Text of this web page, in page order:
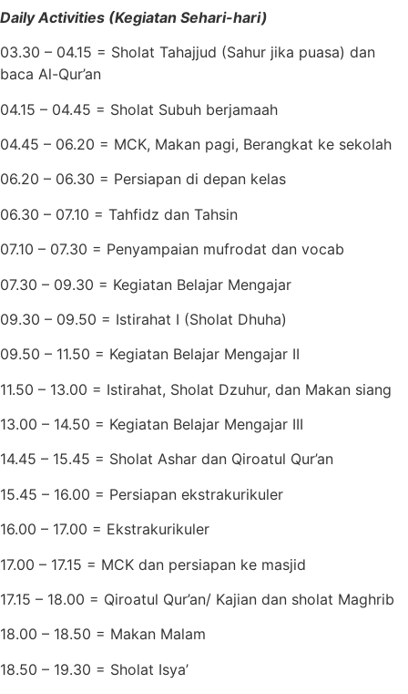
Daily Activities (Kegiatan Sehari-hari)
03.30 – 04.15 = Sholat Tahajjud (Sahur jika puasa) dan
baca Al-Qur’an
04.15 – 04.45 = Sholat Subuh berjamaah
04.45 – 06.20 = MCK, Makan pagi, Berangkat ke sekolah
06.20 – 06.30 = Persiapan di depan kelas
06.30 – 07.10 = Tahfidz dan Tahsin
07.10 – 07.30 = Penyampaian mufrodat dan vocab
07.30 – 09.30 = Kegiatan Belajar Mengajar
09.30 – 09.50 = Istirahat I (Sholat Dhuha)
09.50 – 11.50 = Kegiatan Belajar Mengajar II
11.50 – 13.00 = Istirahat, Sholat Dzuhur, dan Makan siang
13.00 – 14.50 = Kegiatan Belajar Mengajar III
14.45 – 15.45 = Sholat Ashar dan Qiroatul Qur’an
15.45 – 16.00 = Persiapan ekstrakurikuler
16.00 – 17.00 = Ekstrakurikuler
17.00 – 17.15 = MCK dan persiapan ke masjid
17.15 – 18.00 = Qiroatul Qur’an/ Kajian dan sholat Maghrib
18.00 – 18.50 = Makan Malam
18.50 – 19.30 = Sholat Isya’